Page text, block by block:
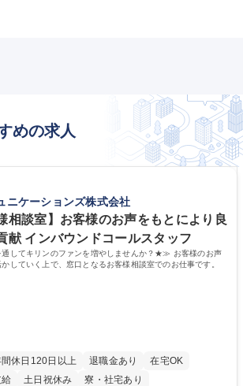
めの求人
ニケーションズ株式会社
相談室】お客様のお声をもとにより良
献 インバウンドコールスタッフ
してキリンのファンを増やしませんか？★≫ お客様のお声
していく上で、窓口となるお客様相談室でのお仕事です。
間休日120日以上 退職金あり
在宅OK
土日祝休み 寮・社宅あり